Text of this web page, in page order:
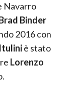
Navarro
Binder
2016 con
è stato
Lorenzo